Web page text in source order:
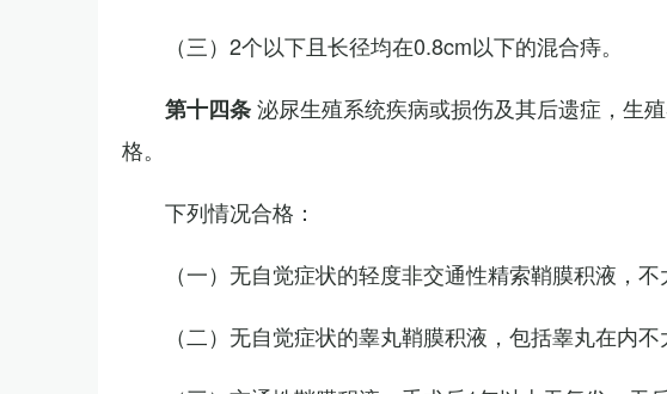
（三）2个以下且长径均在0.8cm以下的混合痔。
第十四条泌尿生殖系统疾病或损伤及其后遗症，生
格。
下列情况合格：
（一）无自觉症状的轻度非交通性精索鞘膜积液，
（二）无自觉症状的睾丸鞘膜积液，包括睾丸在内